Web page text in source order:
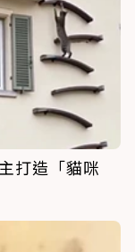
打造「貓咪